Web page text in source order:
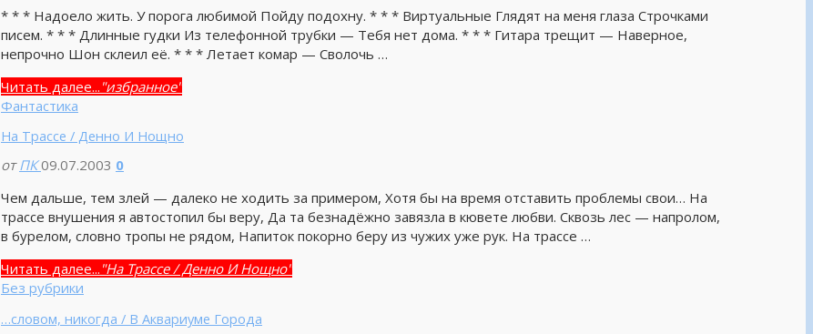
* * * Надоело жить. У порога любимой Пойду подохну. * * * Виртуальные Глядят на меня глаза Строчками
писем. * * * Длинные гудки Из телефонной трубки — Тебя нет дома. * * * Гитара трещит — Наверное,
непрочно Шон склеил её. * * * Летает комар — Сволочь …
Читать далее... "избранное"
Фантастика
На Трассе / Денно И Нощно
от ПК 09.07.2003 0
Чем дальше, тем злей — далеко не ходить за примером, Хотя бы на время отставить проблемы свои… На
трассе внушения я автостопил бы веру, Да та безнадёжно завязла в кювете любви. Сквозь лес — напролом,
в бурелом, словно тропы не рядом, Напиток покорно беру из чужих уже рук. На трассе …
Читать далее... "На Трассе / Денно И Нощно"
Без рубрики
…словом, никогда / В Аквариуме Города